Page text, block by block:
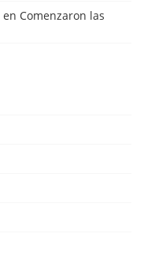
en Comenzaron las